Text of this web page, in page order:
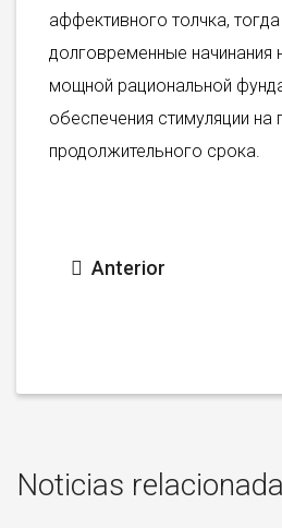
аффективного толчка,
долговременные начинания
мощной рациональной
обеспечения стимуляции на
продолжительного срока.
Anterior
Noticias